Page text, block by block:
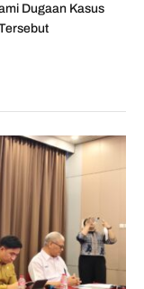
Dugaan Kasus